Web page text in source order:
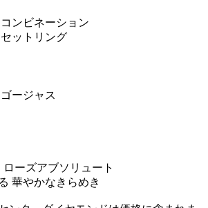
ンビネーション
ットリング
ージャス
ローズアブソリュート
華やかなきらめき